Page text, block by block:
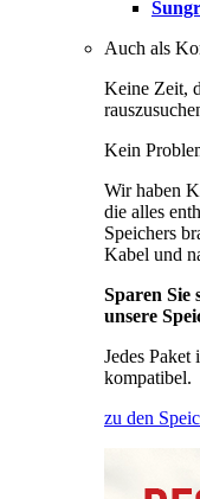
Auch als
Keine Zeit,
Kein
Wir haben
die alles
Speichers
Kabel und
Sparen Sie
unsere
Jedes Paket
kompatibel.
zu den